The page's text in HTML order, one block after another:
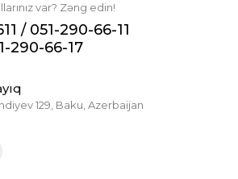
var? Zəng edin!
/ 051-290-66-11
290-66-17
129, Baku, Azerbaijan